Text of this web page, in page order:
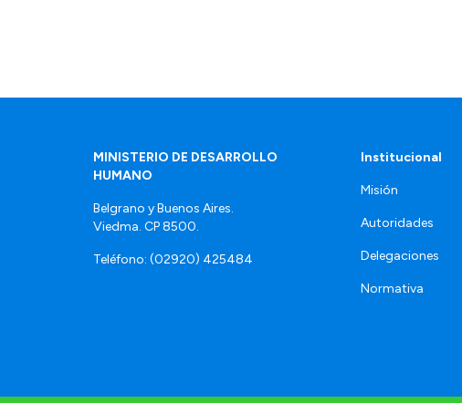
MINISTERIO DE DESARROLLO
HUMANO
Belgrano y Buenos Aires.
Viedma. CP 8500.
Teléfono: (02920) 425484
Institucional
Misión
Autoridades
Delegaciones
Normativa